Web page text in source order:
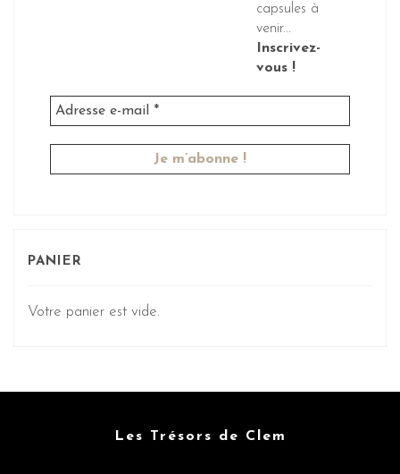
capsules à
venir...
Inscrivez-
vous !
PANIER
Votre panier est vide.
Les Trésors de Clem